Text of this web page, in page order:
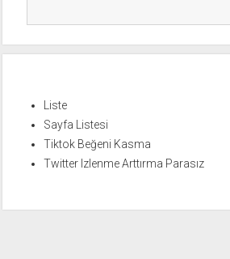
Liste
Sayfa Listesi
Tiktok Beğeni Kasma
Twitter Izlenme Arttırma Parasız